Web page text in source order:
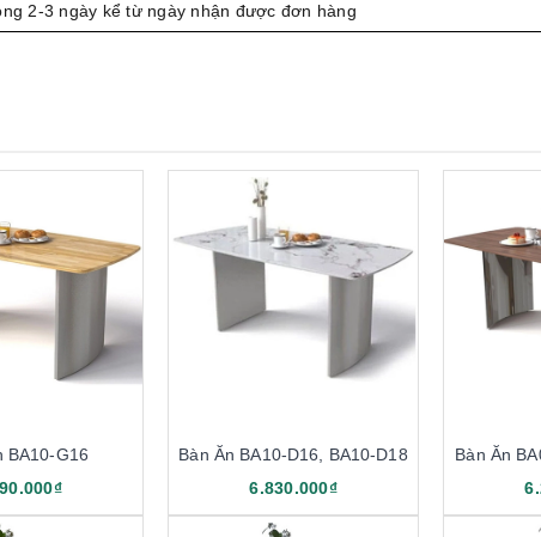
2-3 ngày kể từ ngày nhận được đơn hàng
BA10-G16
Bàn Ăn BA10-D16, BA10-D18
6.830.000₫
Bàn Ăn